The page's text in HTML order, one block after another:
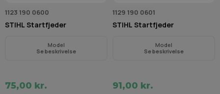
1123 190 0600
STIHL Startfjeder
Model
Se beskrivelse
75,00 kr.
1129 190 0601
STIHL Startfjeder
Model
Se beskrivelse
91,00 kr.